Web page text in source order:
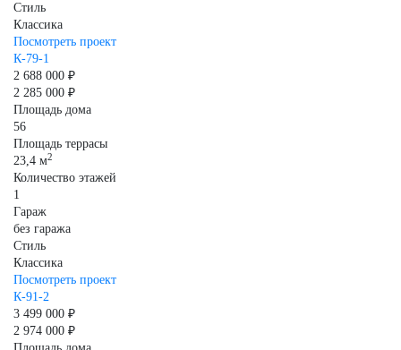
Стиль
Классика
Посмотреть проект
К-79-1
2 688 000 ₽
2 285 000 ₽
Площадь дома
56
Площадь террасы
23,4 м2
Количество этажей
1
Гараж
без гаража
Стиль
Классика
Посмотреть проект
К-91-2
3 499 000 ₽
2 974 000 ₽